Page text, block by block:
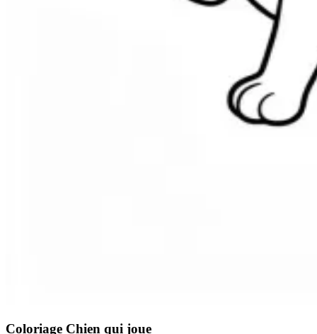
Coloriage Chien qui joue